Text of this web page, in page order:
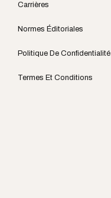
Carrières
Normes Éditoriales
Politique De Confidentialité
Termes Et Conditions